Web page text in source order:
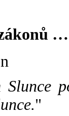
…
"